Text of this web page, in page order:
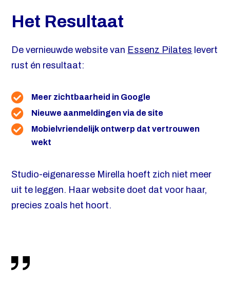
Het Resultaat
De vernieuwde website van Essenz Pilates levert
rust én resultaat:
Meer zichtbaarheid in Google
Nieuwe aanmeldingen via de site
Mobielvriendelijk ontwerp dat vertrouwen
wekt
Studio-eigenaresse Mirella hoeft zich niet meer
uit te leggen. Haar website doet dat voor haar,
precies zoals het hoort.